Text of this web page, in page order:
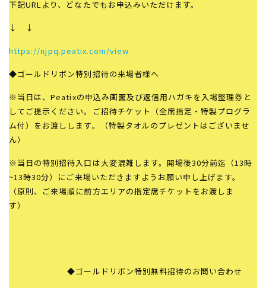
下記URLより、どなたでもお申込みいただけます。
↓ ↓
https://njpq.peatix.com/view
◆ゴールドリボン特別招待の来場者様へ
※当日は、Peatixの申込み画面及び返信用ハガキを入場整理券と
してご提示ください。ご招待チケット（全席指定・特製プログラ
ム付）をお渡しします。（特製タオルのプレゼントはございませ
ん）
※当日の特別招待入口は大変混雑します。開場後30分前迄（13時
~13時30分）にご来場いただきますようお願い申し上げます。
（原則、ご来場順に前方エリアの指定席チケットをお渡しま
す）
◆ゴールドリボン特別無料招待のお問い合わせ